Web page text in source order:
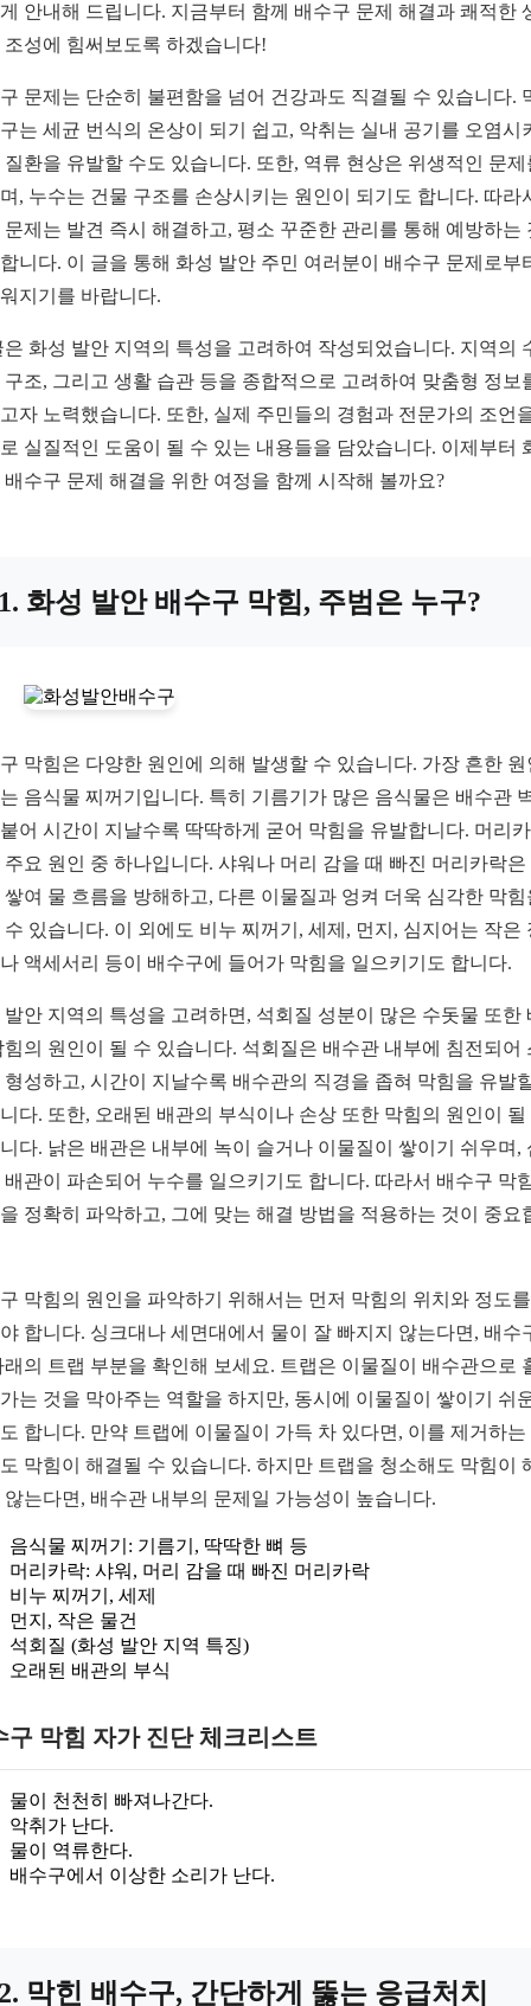
안내해 드립니다. 지금부터 함께 배수구 문제 해결과 쾌적한
조성에 힘써보도록 하겠습니다!
문제는 단순히 불편함을 넘어 건강과도 직결될 수 있습니다.
는 세균 번식의 온상이 되기 쉽고, 악취는 실내 공기를 오염시
질환을 유발할 수도 있습니다. 또한, 역류 현상은 위생적인 문제
, 누수는 건물 구조를 손상시키는 원인이 되기도 합니다. 따라
문제는 발견 즉시 해결하고, 평소 꾸준한 관리를 통해 예방하는
니다. 이 글을 통해 화성 발안 주민 여러분이 배수구 문제로부
지기를 바랍니다.
은 화성 발안 지역의 특성을 고려하여 작성되었습니다. 지역의
구조, 그리고 생활 습관 등을 종합적으로 고려하여 맞춤형 정보
자 노력했습니다. 또한, 실제 주민들의 경험과 전문가의 조언
실질적인 도움이 될 수 있는 내용들을 담았습니다. 이제부터
배수구 문제 해결을 위한 여정을 함께 시작해 볼까요?
화성 발안 배수구 막힘, 주범은 누구?
막힘은 다양한 원인에 의해 발생할 수 있습니다. 가장 흔한 원
음식물 찌꺼기입니다. 특히 기름기가 많은 음식물은 배수관
어 시간이 지날수록 딱딱하게 굳어 막힘을 유발합니다. 머리
주요 원인 중 하나입니다. 샤워나 머리 감을 때 빠진 머리카락은
쌓여 물 흐름을 방해하고, 다른 이물질과 엉켜 더욱 심각한 막힘
수 있습니다. 이 외에도 비누 찌꺼기, 세제, 먼지, 심지어는 작은
액세서리 등이 배수구에 들어가 막힘을 일으키기도 합니다.
발안 지역의 특성을 고려하면, 석회질 성분이 많은 수돗물 또한
힘의 원인이 될 수 있습니다. 석회질은 배수관 내부에 침전되어
형성하고, 시간이 지날수록 배수관의 직경을 좁혀 막힘을 유발
다. 또한, 오래된 배관의 부식이나 손상 또한 막힘의 원인이 될
다. 낡은 배관은 내부에 녹이 슬거나 이물질이 쌓이기 쉬우며,
배관이 파손되어 누수를 일으키기도 합니다. 따라서 배수구 막
정확히 파악하고, 그에 맞는 해결 방법을 적용하는 것이 중요
막힘의 원인을 파악하기 위해서는 먼저 막힘의 위치와 정도
합니다. 싱크대나 세면대에서 물이 잘 빠지지 않는다면, 배수
래의 트랩 부분을 확인해 보세요. 트랩은 이물질이 배수관으로
는 것을 막아주는 역할을 하지만, 동시에 이물질이 쌓이기 쉬
합니다. 만약 트랩에 이물질이 가득 차 있다면, 이를 제거하는
막힘이 해결될 수 있습니다. 하지만 트랩을 청소해도 막힘이
않는다면, 배수관 내부의 문제일 가능성이 높습니다.
음식물 찌꺼기: 기름기, 딱딱한 뼈 등
머리카락: 샤워, 머리 감을 때 빠진 머리카락
비누 찌꺼기, 세제
먼지, 작은 물건
석회질 (화성 발안 지역 특징)
오래된 배관의 부식
구 막힘 자가 진단 체크리스트
물이 천천히 빠져나간다.
악취가 난다.
물이 역류한다.
배수구에서 이상한 소리가 난다.
막힌 배수구, 간단하게 뚫는 응급처치